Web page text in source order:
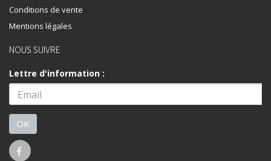
Conditions de vente
Mentions légales
NOUS SUIVRE
Lettre d'information :
OK